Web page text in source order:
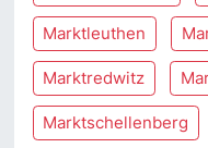
Marktleuthen
Marktredwitz
Marktschellenberg